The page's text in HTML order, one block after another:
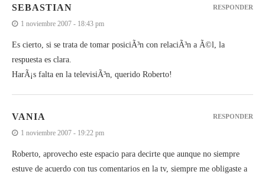
SEBASTIAN
1 noviembre 2007 - 18:43 pm
Es cierto, si se trata de tomar posiciÃ³n con relaciÃ³n a Ã©l, la
respuesta es clara.
HarÃ¡s falta en la televisiÃ³n, querido Roberto!
RESPONDER
VANIA
1 noviembre 2007 - 19:22 pm
Roberto, aprovecho este espacio para decirte que aunque no siempre
estuve de acuerdo con tus comentarios en la tv, siempre me obligaste a
RESPONDER